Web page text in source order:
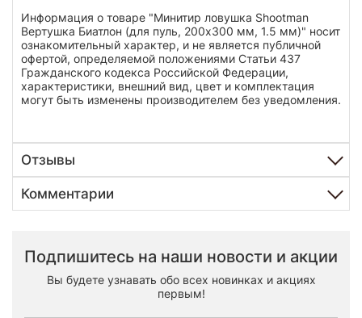
Информация о товаре "Минитир ловушка Shootman
Вертушка Биатлон (для пуль, 200х300 мм, 1.5 мм)" носит
ознакомительный характер, и не является публичной
офертой, определяемой положениями Статьи 437
Гражданского кодекса Российской Федерации,
характеристики, внешний вид, цвет и комплектация
могут быть изменены производителем без уведомления.
Отзывы
Комментарии
Подпишитесь на наши новости и акции
Вы будете узнавать обо всех новинках и акциях
первым!